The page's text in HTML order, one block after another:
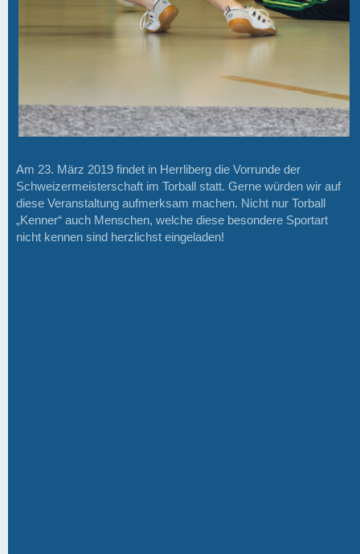
Am 23. März 2019 findet in Herrliberg die Vorrunde der
Schweizermeisterschaft im Torball statt. Gerne würden wir auf
diese Veranstaltung aufmerksam machen. Nicht nur Torball
„Kenner“ auch Menschen, welche diese besondere Sportart
nicht kennen sind herzlichst eingeladen!